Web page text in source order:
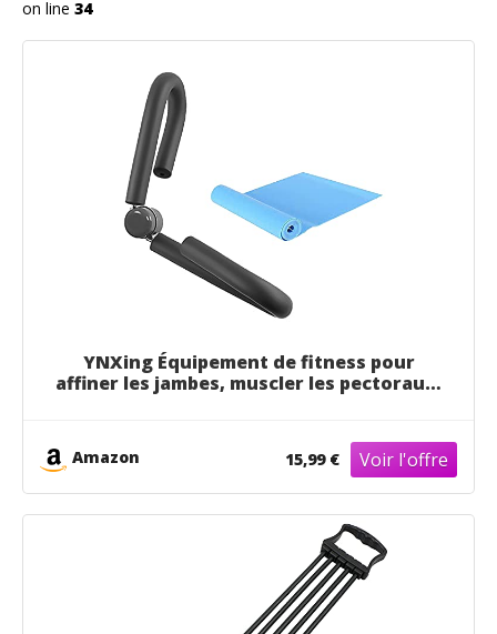
on line 34
YNXing Équipement de fitness pour
affiner les jambes, muscler les pectoraux,
Amazon 15,99 €